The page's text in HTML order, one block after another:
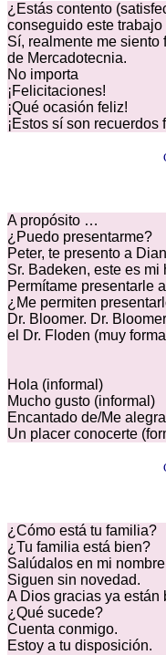
¿Estás contento
conseguido este
Sí, realmente me siento
de Mercadotecnia.
No importa
¡Felicitaciones!
¡Qué ocasión feliz!
¡Estos sí son recuerdos
A propósito …
¿Puedo presentarme?
Peter, te presento a
Sr. Badeken, este es
Permítame presentarle
¿Me permiten
Dr. Bloomer. Dr.
el Dr. Floden (muy
Hola (informal)
Mucho gusto (informal)
Encantado de/Me
Un placer conocerte
¿Cómo está tu familia?
¿Tu familia está bien?
Salúdalos en mi
Siguen sin novedad.
A Dios gracias ya están
¿Qué sucede?
Cuenta conmigo.
Estoy a tu disposición.